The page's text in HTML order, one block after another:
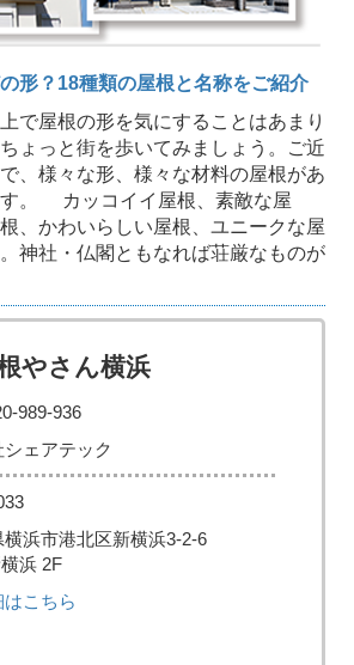
形？18種類の屋根と名称をご紹介
で屋根の形を気にすることはあまり
ょっと街を歩いてみましょう。ご近
、様々な形、様々な材料の屋根があ
す。 カッコイイ屋根、素敵な屋
、かわいらしい屋根、ユニークな屋
神社・仏閣ともなれば荘厳なものが
やさん横浜
989-936
ェアテック
浜市港北区新横浜3-2-6
浜 2F
こちら